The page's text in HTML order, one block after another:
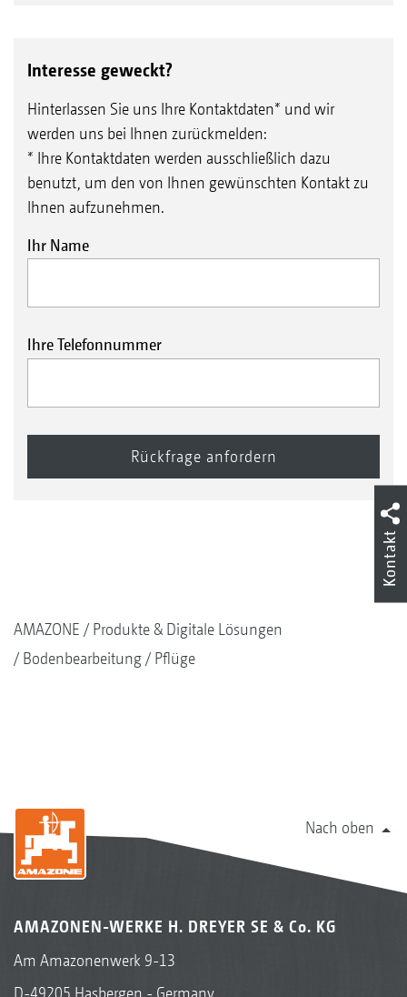
Interesse geweckt?
Hinterlassen Sie uns Ihre Kontaktdaten* und wir
werden uns bei Ihnen zurückmelden:
* Ihre Kontaktdaten werden ausschließlich dazu
benutzt, um den von Ihnen gewünschten Kontakt zu
Ihnen aufzunehmen.
Ihr Name
Ihre Telefonnummer
AMAZONE
Produkte & Digitale Lösungen
Bodenbearbeitung
Pflüge
Nach oben
AMAZONEN-WERKE H. DREYER SE & Co. KG
Am Amazonenwerk 9-13
D-49205 Hasbergen - Germany
Kontakt